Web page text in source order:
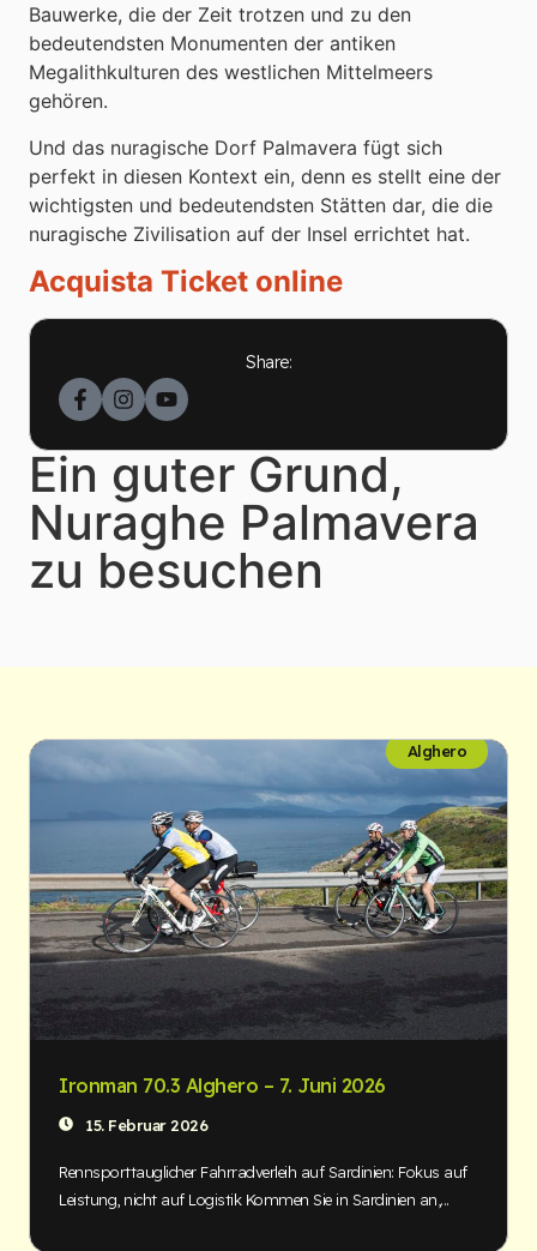
Bauwerke, die der Zeit trotzen und zu den
bedeutendsten Monumenten der antiken
Megalithkulturen des westlichen Mittelmeers
gehören.
Und das nuragische Dorf Palmavera fügt sich
perfekt in diesen Kontext ein, denn es stellt eine der
wichtigsten und bedeutendsten Stätten dar, die die
nuragische Zivilisation auf der Insel errichtet hat.
Acquista Ticket online
Share:
Ein guter Grund,
Nuraghe Palmavera
zu besuchen
Alghero
Ironman 70.3 Alghero – 7. Juni 2026
15. Februar 2026
Rennsporttauglicher Fahrradverleih auf Sardinien: Fokus auf
Leistung, nicht auf Logistik Kommen Sie in Sardinien an,...